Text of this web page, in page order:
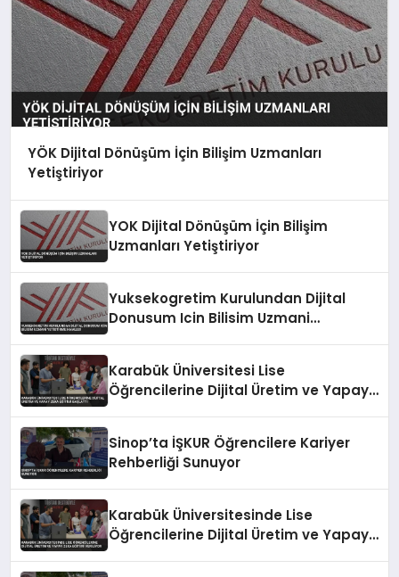
YÖK Dijital Dönüşüm İçin Bilişim Uzmanları
Yetiştiriyor
YOK Dijital Dönüşüm İçin Bilişim
Uzmanları Yetiştiriyor
Yuksekogretim Kurulundan Dijital
Donusum Icin Bilisim Uzmani
Karabük Üniversitesi Lise
Öğrencilerine Dijital Üretim ve Yapay
Sinop’ta İŞKUR Öğrencilere Kariyer
Rehberliği Sunuyor
Karabük Üniversitesinde Lise
Öğrencilerine Dijital Üretim ve Yapay